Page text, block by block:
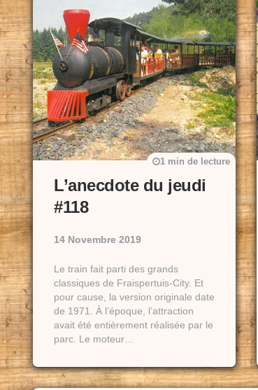
L’anecdote du jeudi
#118
14 Novembre 2019
1 min de lecture
Le train fait parti des grands
classiques de Fraispertuis-City. Et
pour cause, la version originale date
de 1971. À l’époque, l’attraction
avait été entièrement réalisée par le
parc. Le moteur…